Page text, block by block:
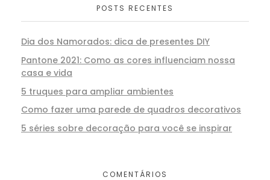
POSTS RECENTES
Dia dos Namorados: dica de presentes DIY
Pantone 2021: Como as cores influenciam nossa
casa e vida
5 truques para ampliar ambientes
Como fazer uma parede de quadros decorativos
5 séries sobre decoração para você se inspirar
COMENTÁRIOS